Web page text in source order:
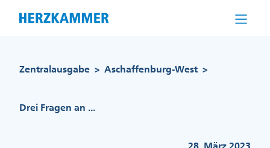
Zentralausgabe > Aschaffenburg-West >
Drei Fragen an ...